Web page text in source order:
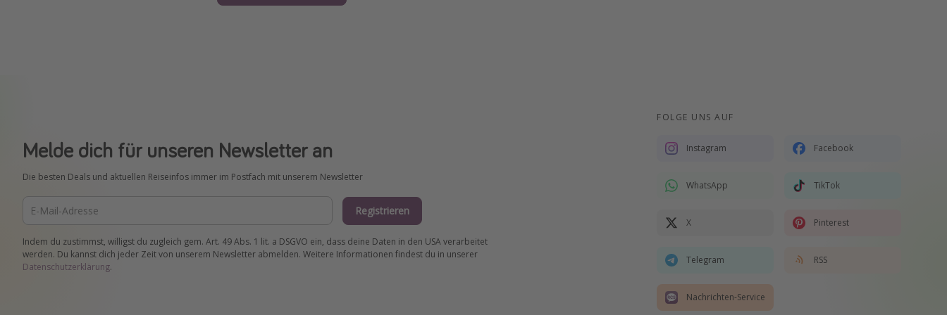
Melde dich für unseren Newsletter an
Die besten Deals und aktuellen Reiseinfos immer im Postfach mit unserem Newsletter
Registrieren
Indem du zustimmst, willigst du zugleich gem. Art. 49 Abs. 1 lit. a DSGVO ein, dass deine Daten in den USA verarbeitet
werden. Du kannst dich jeder Zeit von unserem Newsletter abmelden. Weitere Informationen findest du in unserer
Datenschutzerklärung.
FOLGE UNS AUF
Instagram Facebook
WhatsApp TikTok
X Pinterest
Telegram RSS
Nachrichten-Service